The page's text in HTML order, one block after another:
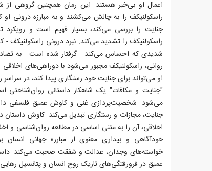
اعمال او بی‌خبر هستند. این رمان همچنین گروهی
راسکولنیکف را به چالش می‌کشند و به مبارزه درونی او
جنایت را بررسی می‌کند، بسیار فهیم است و
راسکولنیکف را تشدید می‌کند. نبرد درونی راسکولنیکف -
شدیدی که احساس می‌کند - گرفتار شده است - به
روانی، راسکولنیکف مجبور می‌شود با دوراهی‌های
او می‌تواند برای جنایت خود رستگاری پیدا کند، در
"جنایت و مکافات" یک شاهکار داستانی روان‌شناختی
می‌شود. شخصیت‌پردازی غنی و کاوش عمیق فلسفی
جنایت، مجازات و رستگاری تبدیل می‌کند. کاوش داستان
اخلاقی، آن را به متنی اساسی در مطالعه روان‌شناسی و
خودآگاهی و بیداری معنوی از مبارزه جهانی
خواسته‌های وجدان، عدالت و شفقت صحبت می‌کند.
عمیق در فرورفتگی‌های تاریک روح انسان و پتانسیل